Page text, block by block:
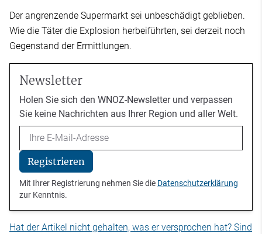
Der angrenzende Supermarkt sei unbeschädigt geblieben.
Wie die Täter die Explosion herbeiführten, sei derzeit noch
Gegenstand der Ermittlungen.
Newsletter
Holen Sie sich den WNOZ-Newsletter und verpassen
Sie keine Nachrichten aus Ihrer Region und aller Welt.
Email
Registrieren
Mit Ihrer Registrierung nehmen Sie die Datenschutzerklärung
zur Kenntnis.
Hat der Artikel nicht gehalten, was er versprochen hat? Sind